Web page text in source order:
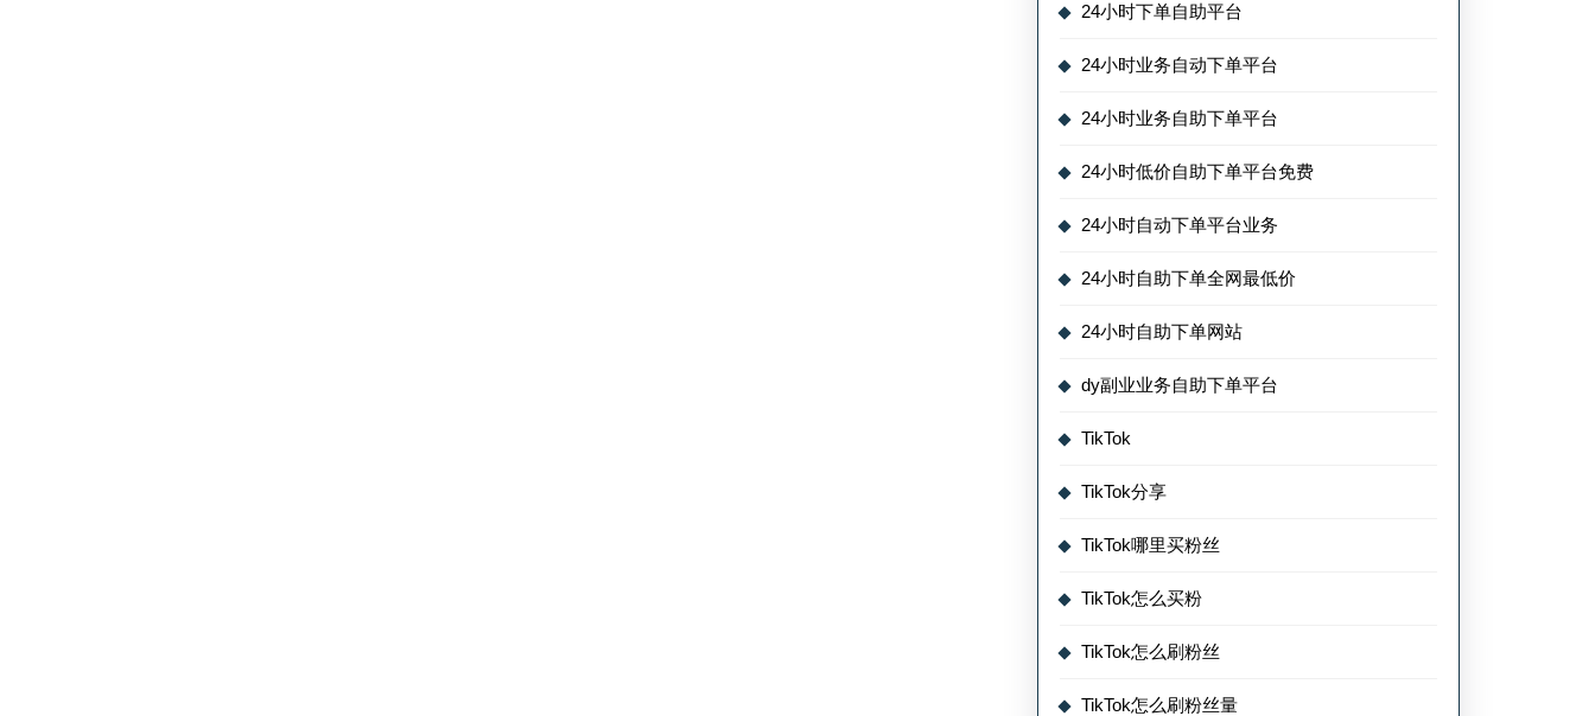
24小时下单自助平台
24小时业务自动下单平台
24小时业务自助下单平台
24小时低价自助下单平台免费
24小时自动下单平台业务
24小时自助下单全网最低价
24小时自助下单网站
dy副业业务自助下单平台
TikTok
TikTok分享
TikTok哪里买粉丝
TikTok怎么买粉
TikTok怎么刷粉丝
TikTok怎么刷粉丝量